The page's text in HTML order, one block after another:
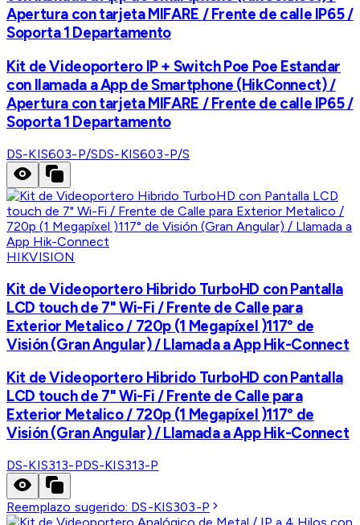
Apertura con tarjeta MIFARE / Frente de calle IP65 /
Soporta 1 Departamento
Kit de Videoportero IP + Switch Poe Poe Estandar
con llamada a App de Smartphone (HikConnect) /
Apertura con tarjeta MIFARE / Frente de calle IP65 /
Soporta 1 Departamento
DS-KIS603-P/SDS-KIS603-P/S
HIKVISION
Kit de Videoportero Hibrido TurboHD con Pantalla
LCD touch de 7" Wi-Fi / Frente de Calle para
Exterior Metalico / 720p (1 Megapíxel )117° de
Visión (Gran Angular) / Llamada a App Hik-Connect
Kit de Videoportero Hibrido TurboHD con Pantalla
LCD touch de 7" Wi-Fi / Frente de Calle para
Exterior Metalico / 720p (1 Megapíxel )117° de
Visión (Gran Angular) / Llamada a App Hik-Connect
DS-KIS313-PDS-KIS313-P
Reemplazo sugerido: DS-KIS303-P